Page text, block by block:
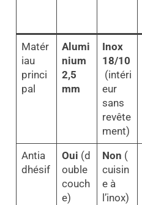
Matér
iau
princi
pal
Alumi
nium
2,5
mm
Inox
18/10
(intéri
eur
sans
revête
ment)
Antia
dhésif
Oui (d
ouble
couch
e)
Non (
cuisin
e à
l’inox)